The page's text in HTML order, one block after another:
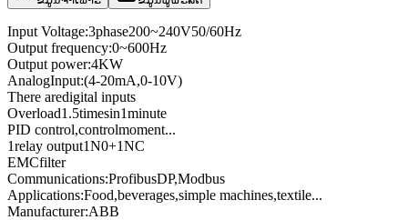
Input Voltage:3phase200~240V50/60Hz
Output frequency:0~600Hz
Output power:4KW
AnalogInput:(4-20mA,0-10V)
There aredigital inputs
Overload1.5timesin1minute
PID control,controlmoment...
1relay output1N0+1NC
EMCfilter
Communications:ProfibusDP,Modbus
Applications:Food,beverages,simple machines,textile...
Manufacturer:ABB